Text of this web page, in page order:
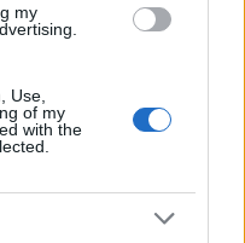
my
Use,
of my
with the